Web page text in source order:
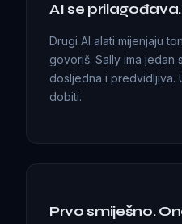
AI se prilagođava.
Drugi AI alati mijenjaju
govoriš. Sally ima jedan
dosljedna i predvidljiva.
dobiti.
Prvo smiješno.